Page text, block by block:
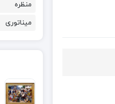
منظره
میناتوری